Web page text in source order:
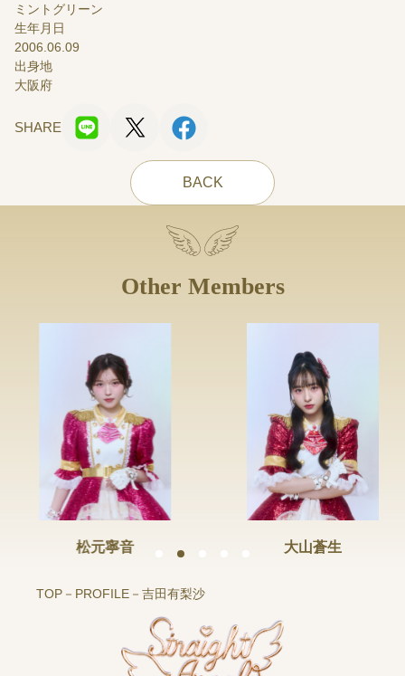
ミントグリーン
生年月日
2006.06.09
出身地
大阪府
SHARE
BACK
Other Members
TOP PROFILE 吉田有梨沙